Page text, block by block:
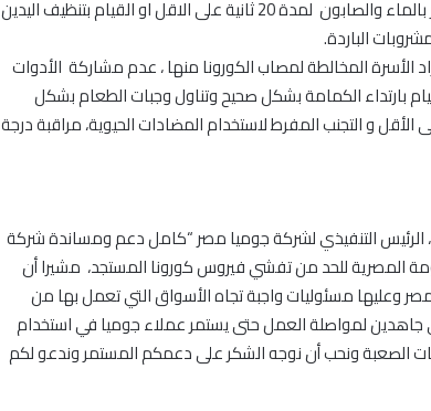
المنزلي، وتتمثل أبرز هذه الإرشادات: غسل اليدين باستمرار بالماء والصابون لمدة 20 ثانية على الاقل او القيام بتنظيف اليدين
الباردة.
الأسرة المخالطة لمصاب الكورونا منها ، عدم مشاركة الأدوات
بارتداء الكمامة بشكل صحيح وتناول وجبات الطعام بشكل
و التجنب المفرط لاستخدام المضادات الحيوية، مراقبة درجة
التنفيذي لشركة جوميا مصر “كامل دعم ومساندة شركة
المصرية للحد من تفشي فيروس كورونا المستجد، مشيرا أن
مصر وعليها مسئوليات واجبة تجاه الأسواق التي تعمل بها من
لمواصلة العمل حتى يستمر عملاء جوميا في استخدام
الصعبة ونحب أن نوجه الشكر على دعمكم المستمر وندعو لكم
في